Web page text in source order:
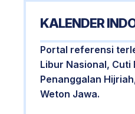
KALENDER
Portal referensi
Libur Nasional, Cuti
Penanggalan
Weton Jawa.